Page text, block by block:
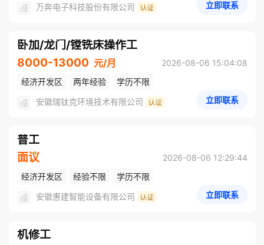
万奔电子科技股份有限公司 立即联系
卧加/龙门/镗铣床操作工
8000-13000 元/月
2026-08-06 15:04:08
经济开发区
两年经验
学历不限
安徽瑞钛克环境技术有限公司
立即联系
普工
面议
2026-08-06 12:29:44
经济开发区
经验不限
学历不限
安徽惠建智能设备有限公司
立即联系
机修工